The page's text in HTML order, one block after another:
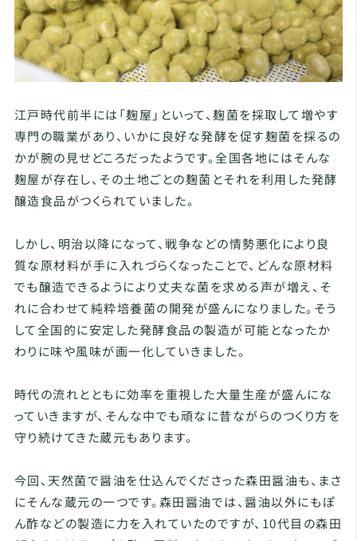
江戸時代前半には「麹屋」といって、麹菌を採取して増やす
専門の職業があり、いかに良好な発酵を促す麹菌を採るの
かが腕の見せどころだったようです。全国各地にはそんな
麹屋が存在し、その土地ごとの麹菌とそれを利用した発酵
醸造食品がつくられていました。
しかし、明治以降になって、戦争などの情勢悪化により良
質な原材料が手に入れづらくなったことで、どんな原材料
でも醸造できるようにより丈夫な菌を求める声が増え、そ
れに合わせて純粋培養菌の開発が盛んになりました。そう
して全国的に安定した発酵食品の製造が可能となったか
わりに味や風味が画一化していきました。
時代の流れとともに効率を重視した大量生産が盛んにな
っていきますが、そんな中でも頑なに昔ながらのつくり方を
守り続けてきた蔵元もあります。
今回、天然菌で醤油を仕込んでくださった森田醤油も、まさ
にそんな蔵元の一つです。森田醤油では、醤油以外にもぽ
ん酢などの製造に力を入れていたのですが、10代目の森田